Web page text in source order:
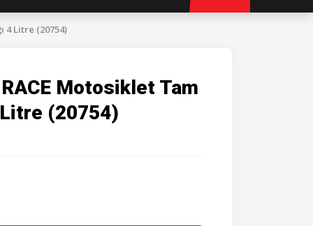
4 Litre (20754)
Motosiklet Tam
(20754)